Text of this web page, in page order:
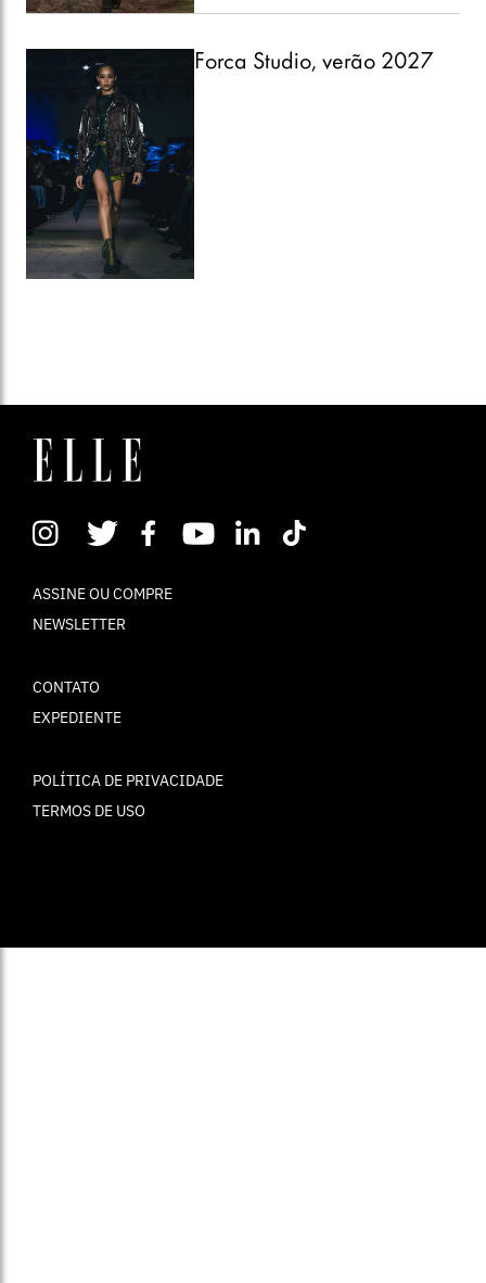
Forca Studio, verão 2027
ASSINE OU COMPRE
NEWSLETTER
CONTATO
EXPEDIENTE
POLÍTICA DE PRIVACIDADE
TERMOS DE USO